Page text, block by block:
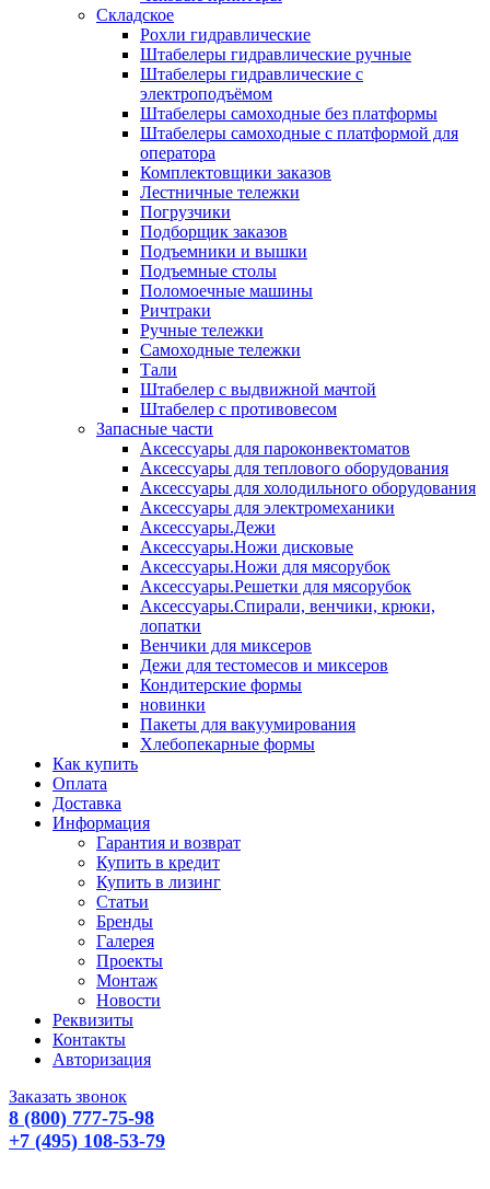
Складское
Рохли гидравлические
Штабелеры гидравлические ручные
Штабелеры гидравлические с
электроподъёмом
Штабелеры самоходные без платформы
Штабелеры самоходные с платформой для
оператора
Комплектовщики заказов
Лестничные тележки
Погрузчики
Подборщик заказов
Подъемники и вышки
Подъемные столы
Поломоечные машины
Ричтраки
Ручные тележки
Самоходные тележки
Тали
Штабелер с выдвижной мачтой
Штабелер с противовесом
Запасные части
Аксессуары для пароконвектоматов
Аксессуары для теплового оборудования
Аксессуары для холодильного оборудования
Аксессуары для электромеханики
Аксессуары.Дежи
Аксессуары.Ножи дисковые
Аксессуары.Ножи для мясорубок
Аксессуары.Решетки для мясорубок
Аксессуары.Спирали, венчики, крюки,
лопатки
Венчики для миксеров
Дежи для тестомесов и миксеров
Кондитерские формы
новинки
Пакеты для вакуумирования
Хлебопекарные формы
Как купить
Оплата
Доставка
Информация
Гарантия и возврат
Купить в кредит
Купить в лизинг
Статьи
Бренды
Галерея
Проекты
Монтаж
Новости
Реквизиты
Контакты
Авторизация
Заказать звонок
8 (800) 777-75-98
+7 (495) 108-53-79